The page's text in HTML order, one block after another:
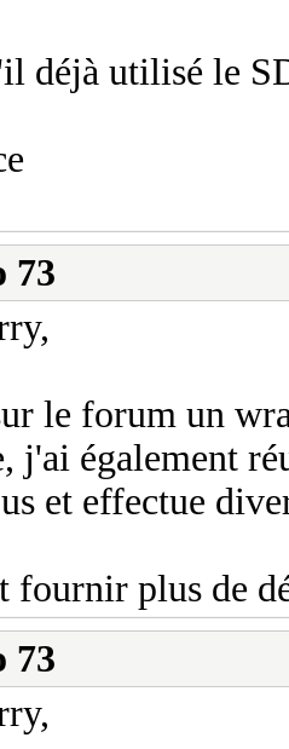
déjà utilisé le
73
le forum un
j'ai également
et effectue
fournir plus de
73